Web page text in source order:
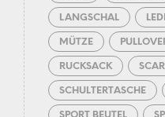
LANGSCHAL
MÜTZE
RUCKSACK
SCHULTERTASCHE